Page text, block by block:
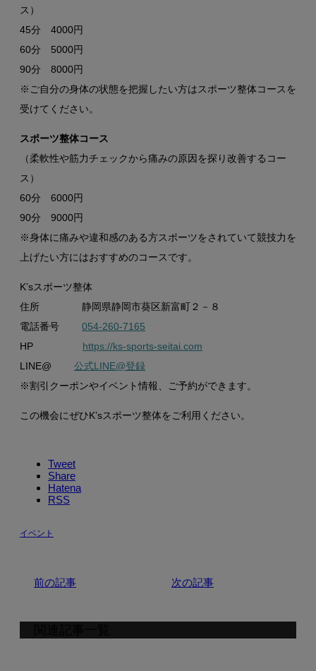
ス）
45分 4000円
60分 5000円
90分 8000円
※ご自分の身体の状態を把握したい方はスポーツ整体コースを
受けてください。
スポーツ整体コース
（柔軟性や筋力チェックから痛みの原因を探り改善するコー
ス）
60分 6000円
90分 9000円
※身体に痛みや違和感のある方スポーツをされていて競技力を
上げたい方にはおすすめのコースです。
K’sスポーツ整体
住所 静岡県静岡市葵区新富町２－８
電話番号 054-260-7165
HP https://ks-sports-seitai.com
LINE@ 公式LINE@登録
※割引クーポンやイベント情報、ご予約ができます。
この機会にぜひK’sスポーツ整体をご利用ください。
Tweet
Share
Hatena
RSS
イベント
前の記事 次の記事